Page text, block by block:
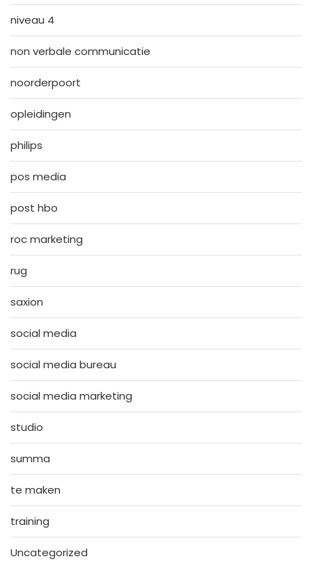
niveau 4
non verbale communicatie
noorderpoort
opleidingen
philips
pos media
post hbo
roc marketing
rug
saxion
social media
social media bureau
social media marketing
studio
summa
te maken
training
Uncategorized